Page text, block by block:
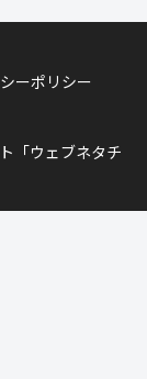
ーポリシー
「ウェブネタチ